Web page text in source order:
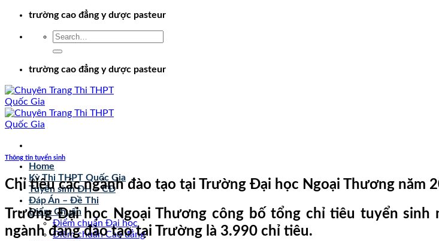
Chuyểntrường cao đẳng y dược pasteur
trường cao đẳng y dược pasteur
Home
Kỳ Thi THPT Quốc Gia
Tuyển sinh ĐH – CĐ
Đáp Án – Đề Thi
Điểm Chuẩn
Điểm chuẩn Đại học
Điểm chuẩn Cao đẳng
Thông tin tuyển sinh
Chỉ tiêu các ngành đào tạo tại Trường Đại học Ngoại Thương năm
Trường Đại học Ngoại Thương công bố tổng chỉ tiêu tuyển
ngành đang đào tạo tại Trường là 3.990 chỉ tiêu.